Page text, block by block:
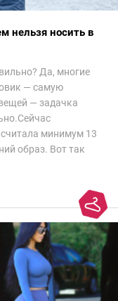
нельзя носить в
Да, многие
— самую
— задачка
минимум 13
образ. Вот так